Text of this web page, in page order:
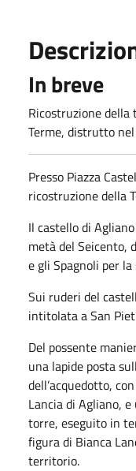
In breve
Ricostruzione
Terme, distrutto
Presso Piazza
ricostruzione della
Il castello di
metà del Seicento,
e gli Spagnoli per
Sui ruderi del
intitolata a San
Del possente
una lapide posta
dell’acquedotto,
Lancia di Agliano,
torre, eseguito in
figura di Bianca
territorio.